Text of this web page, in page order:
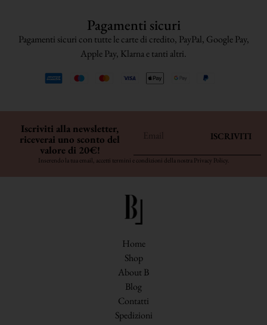
Pagamenti sicuri
Pagamenti sicuri con tutte le carte di credito, PayPal, Google Pay,
Apple Pay, Klarna e tanti altri.
Iscriviti alla newsletter,
riceverai uno sconto del
valore di 20€!
ISCRIVITI
Inserendo la tua email, accetti termini e condizioni della nostra Privacy Policy.
Home
Shop
About B
Blog
Contatti
Spedizioni